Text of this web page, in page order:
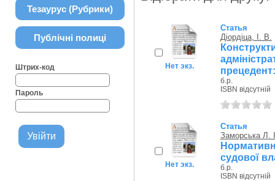
Тезаурус (Рубрики)
Публічні полиці
Штрих-код
Пароль
Нет экз.
Статья
Діордіца, І. В.
б.р.
ISBN відсутній
Нет экз.
Статья
Заморська Л.
судової
б.р.
ISBN відсутній